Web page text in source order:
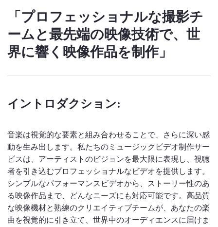
「プロフェッショナルな撮影チ
ームと最先端の映像技術で、世
界に響く映像作品を制作」
イントロダクション:
音楽は視覚的な要素と組み合わせることで、さらに深い感
動を生み出します。私たちのミュージックビデオ制作サー
ビスは、アーティストのビジョンを最大限に表現し、視聴
者を引き込むプロフェッショナルなビデオを提供します。
シンプルなパフォーマンスビデオから、ストーリー性のあ
る映像作品まで、どんなニーズにも対応可能です。高品質
な映像機材と熟練のクリエイティブチームが、あなたの楽
曲を視覚的に引き立て、世界中のオーディエンスに届けま